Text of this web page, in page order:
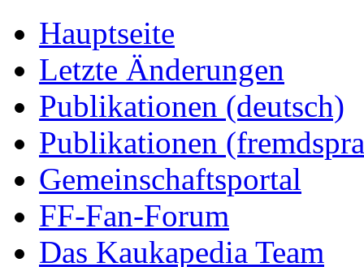
Hauptseite
Letzte Änderungen
Publikationen (deutsch)
Publikationen
Gemeinschaftsportal
FF-Fan-Forum
Das Kaukapedia Team